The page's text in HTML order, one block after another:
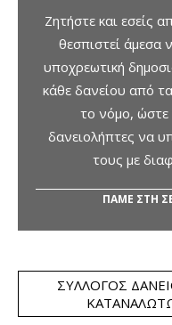
Ζητήστε και εσείς
θεσπιστεί άμεσα
υποχρεωτική
κάθε δανείου από
το νόμο, ώστε
δανειολήπτες να
τους με
ΠΑΜΕ ΣΤΗ
ΣΎΛΛΟΓΟΣ